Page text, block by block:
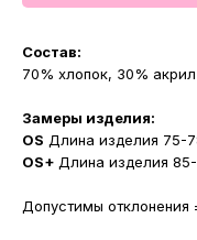
Состав:
70% хлопок, 30% акрил
Замеры изделия:
OS Длина изделия 75-
OS+ Длина изделия
Допустимы отклонения